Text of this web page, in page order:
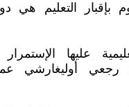
بإقبار التعليم
عليها
أوليغارشي عميل